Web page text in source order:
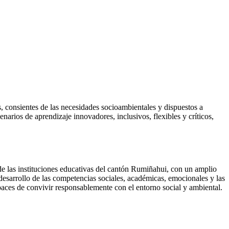
de las necesidades socioambientales y dispuestos a
de aprendizaje innovadores, inclusivos, flexibles y críticos,
las instituciones educativas del cantón Rumiñahui, con un amplio
de las competencias sociales, académicas, emocionales y las
de convivir responsablemente con el entorno social y ambiental.